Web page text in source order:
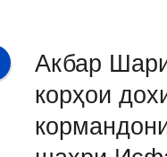
Акбар
корҳои